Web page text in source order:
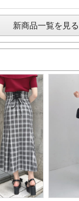
新商品一覧を見る